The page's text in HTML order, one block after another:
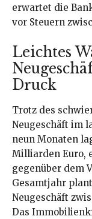
erwartet die
vor Steuern
Leichtes
Druck
Trotz des
Neugeschäft im
neun Monaten
Milliarden Euro,
gegenüber dem
Gesamtjahr
Neugeschäft
Das